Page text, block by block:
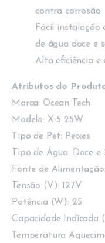
contra corrosão
Fácil instalação
de água doce e
Alta eficiência e
Atributos do
Marca: Ocean Tech
Modelo: X-5 25W
Tipo de Pet: Peixes
Tipo de Água: Doce e
Fonte de
Tensão (V): 127V
Potência (W): 25
Capacidade Indicada
Temperatura